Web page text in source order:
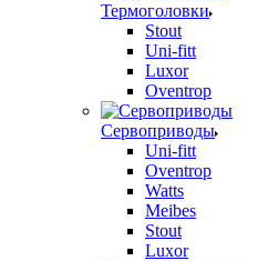
Термоголовки
Stout
Uni-fitt
Luxor
Oventrop
Сервоприводы
Uni-fitt
Oventrop
Watts
Meibes
Stout
Luxor